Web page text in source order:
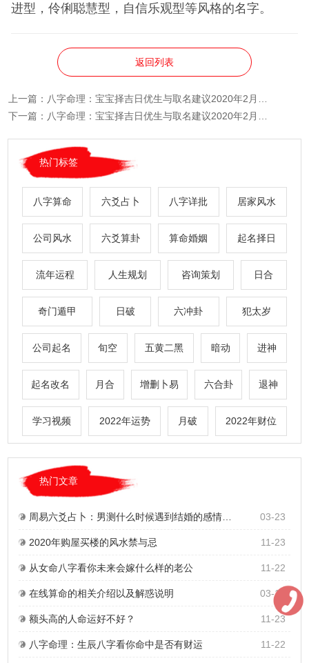
进型，伶俐聪慧型，自信乐观型等风格的名字。
返回列表
上一篇：
下一篇：
热门标签
八字算命 六爻占卜 八字详批 居家风水
公司风水 六爻算卦 算命婚姻 起名择日
流年运程 人生规划 咨询策划 日合
奇门遁甲 日破 六冲卦 犯太岁
公司起名 旬空 五黄二黑 暗动 进神
起名改名 月合 增删卜易 六合卦 退神
学习视频 2022年运势 月破 2022年财位
热门文章
周易六爻占卜：男测什么时候遇到结婚的感情？六冲卦及旬空、反吟、暗动的详细解读 03-23
2020年购屋买楼的风水禁与忌 11-23
从女命八字看你未来会嫁什么样的老公 11-22
在线算命的相关介绍以及解惑说明 03-10
额头高的人命运好不好？ 11-23
八字命理：生辰八字看你命中是否有财运 11-22